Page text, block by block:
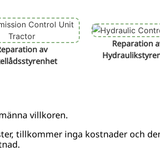
av
Reparation
villkoren.
tillkommer inga kostnader och